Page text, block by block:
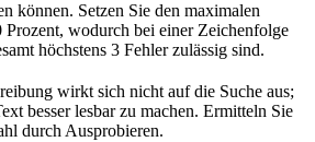
können. Setzen Sie den maximalen
Prozent, wodurch bei einer Zeichenfolge
höchstens 3 Fehler zulässig sind.
wirkt sich nicht auf die Suche aus;
besser lesbar zu machen. Ermitteln Sie
durch Ausprobieren.